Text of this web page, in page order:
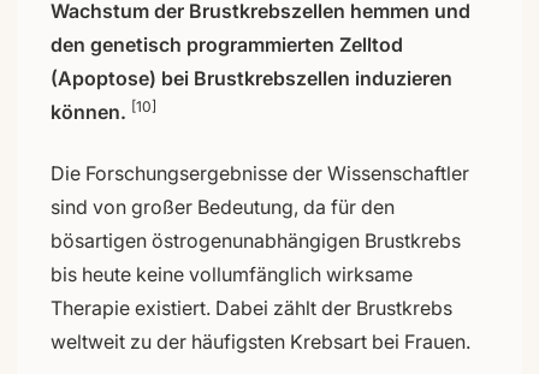
Wachstum der Brustkrebszellen hemmen und
den genetisch programmierten Zelltod
(Apoptose) bei Brustkrebszellen induzieren
können. [10]
Die Forschungsergebnisse der Wissenschaftler
sind von großer Bedeutung, da für den
bösartigen östrogenunabhängigen Brustkrebs
bis heute keine vollumfänglich wirksame
Therapie existiert. Dabei zählt der Brustkrebs
weltweit zu der häufigsten Krebsart bei Frauen.